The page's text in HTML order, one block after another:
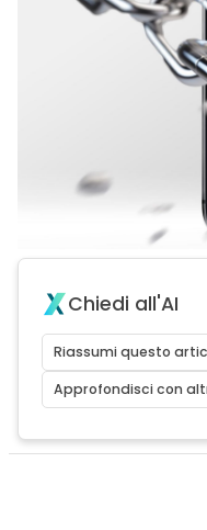
Chiedi all'AI
Riassumi questo
Approfondisci con